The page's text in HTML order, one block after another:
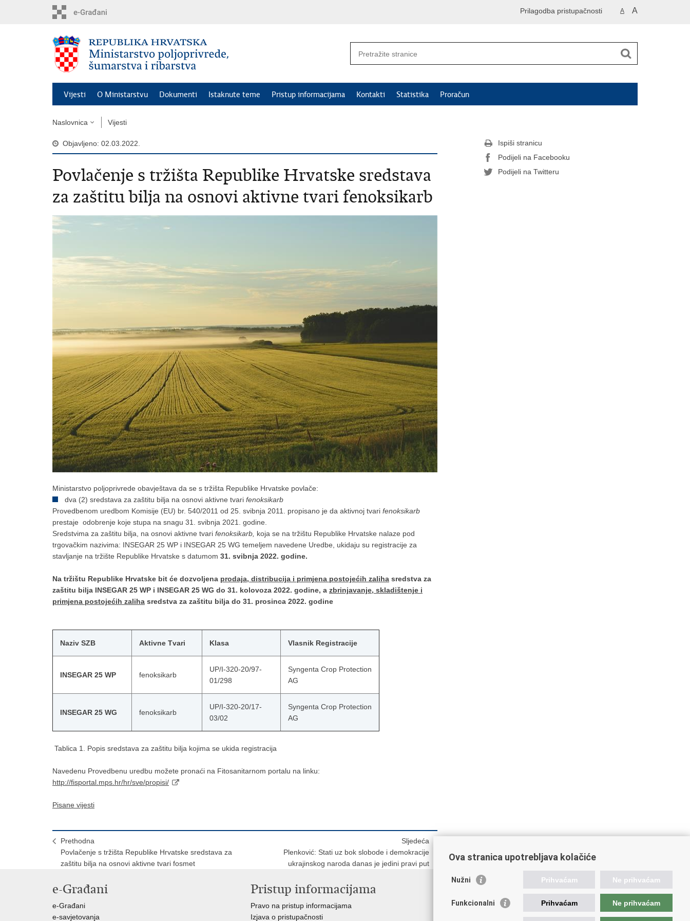
A A
Prilagodba pristupačnosti
Vijesti O Ministarstvu Dokumenti Istaknute teme Pristup informacijama Kontakti Statistika Proračun
Naslovnica Vijesti
Objavljeno: 02.03.2022.
Povlačenje s tržišta Republike Hrvatske sredstava
za zaštitu bilja na osnovi aktivne tvari fenoksikarb
Ministarstvo poljoprivrede obavještava da se s tržišta Republike Hrvatske povlače:
dva (2) sredstava za zaštitu bilja na osnovi aktivne tvari fenoksikarb
Provedbenom uredbom Komisije (EU) br. 540/2011 od 25. svibnja 2011. propisano je da aktivnoj tvari fenoksikarb
prestaje odobrenje koje stupa na snagu 31. svibnja 2021. godine.
Sredstvima za zaštitu bilja, na osnovi aktivne tvari fenoksikarb, koja se na tržištu Republike Hrvatske nalaze pod
trgovačkim nazivima: INSEGAR 25 WP i INSEGAR 25 WG temeljem navedene Uredbe, ukidaju su registracije za
stavljanje na tržište Republike Hrvatske s datumom 31. svibnja 2022. godine.
Na tržištu Republike Hrvatske bit će dozvoljena prodaja, distribucija i primjena postojećih zaliha sredstva za
zaštitu bilja INSEGAR 25 WP i INSEGAR 25 WG do 31. kolovoza 2022. godine, a zbrinjavanje, skladištenje i
primjena postojećih zaliha sredstva za zaštitu bilja do 31. prosinca 2022. godine
Naziv SZB Aktivne Tvari Klasa Vlasnik Registracije
INSEGAR 25 WP fenoksikarb
UP/I-320-20/97-
01/298
Syngenta Crop Protection
AG
INSEGAR 25 WG fenoksikarb
UP/I-320-20/17-
03/02
Syngenta Crop Protection
AG
Tablica 1. Popis sredstava za zaštitu bilja kojima se ukida registracija
Navedenu Provedbenu uredbu možete pronaći na Fitosanitarnom portalu na linku:
http://fisportal.mps.hr/hr/sve/propisi/
Pisane vijesti
Prethodna
Povlačenje s tržišta Republike Hrvatske sredstava za
zaštitu bilja na osnovi aktivne tvari fosmet
Sljedeća
Plenković: Stati uz bok slobode i demokracije
ukrajinskog naroda danas je jedini pravi put
Ispiši stranicu
Podijeli na Facebooku
Podijeli na Twitteru
e-Građani
e-Građani
e-savjetovanja
Pristup informacijama
Pravo na pristup informacijama
Izjava o pristupačnosti
Važne poveznice
Vlada RH
Ova stranica upotrebljava kolačiće
Nužni Prihvaćam Ne prihvaćam
Funkcionalni Prihvaćam Ne prihvaćam